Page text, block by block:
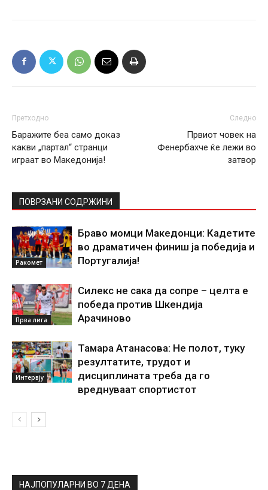
Претходно
Баражите беа само доказ
какви „партал“ странци
играат во Македонија!
Следно
Првиот човек на
Фенербахче ќе лежи во
затвор
ПОВРЗАНИ СОДРЖИНИ
Ракомет
Браво момци Македонци: Кадетите
во драматичен финиш ја победија и
Португалија!
Прва лига
Силекс не сака да сопре – целта е
победа против Шкендија
Арачиново
Интервју
Тамара Атанасова: Не полот, туку
резултатите, трудот и
дисциплината треба да го
вреднуваат спортистот
НАЈПОПУЛАРНИ ВО 7 ДЕНА